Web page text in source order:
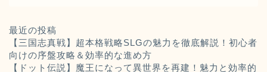
最近の投稿
【三国志真戦】超本格戦略SLGの魅力を徹底解説！初心者
向けの序盤攻略＆効率的な進め方
【ドット伝説】魔王になって異世界を再建！魅力と効率的